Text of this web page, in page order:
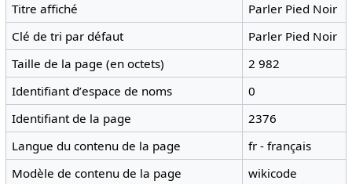
Titre affiché
Parler Pied Noir
Clé de tri par défaut
Parler Pied Noir
Taille de la page (en octets)
2 982
Identifiant dʼespace de noms
0
Identifiant de la page
2376
Langue du contenu de la page
fr - français
Modèle de contenu de la page
wikicode